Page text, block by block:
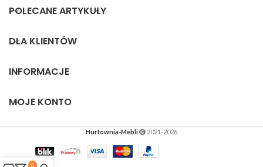
POLECANE ARTYKUŁY
DLA KLIENTÓW
INFORMACJE
MOJE KONTO
Hurtownia-Mebli 2021-2026
0